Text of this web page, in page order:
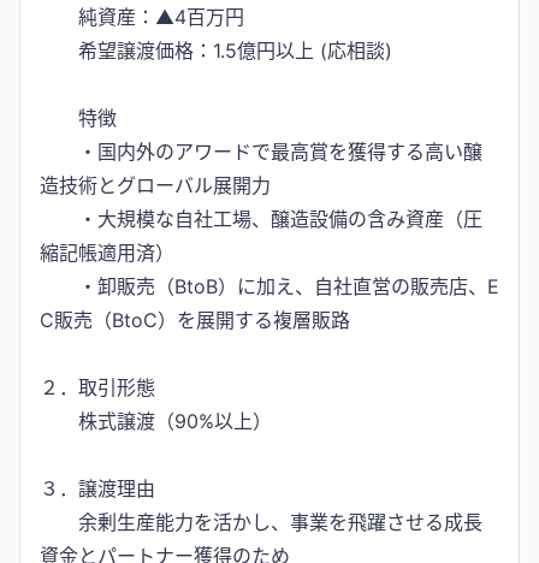
純資産：▲4百万円
希望譲渡価格：1.5億円以上 (応相談)
特徴
・国内外のアワードで最高賞を獲得する高い醸
造技術とグローバル展開力
・大規模な自社工場、醸造設備の含み資産（圧
縮記帳適用済）
・卸販売（BtoB）に加え、自社直営の販売店、E
C販売（BtoC）を展開する複層販路
２．取引形態
株式譲渡（90%以上）
３．譲渡理由
余剰生産能力を活かし、事業を飛躍させる成長
資金とパートナー獲得のため